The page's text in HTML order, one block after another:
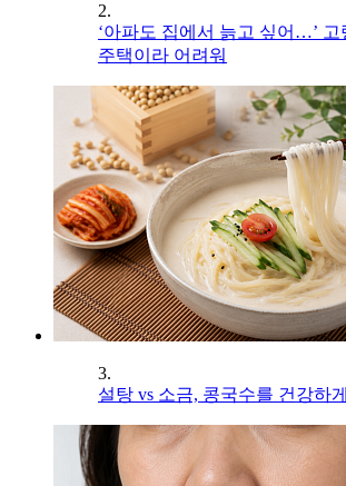
2.
‘아파도 집에서 늙고 싶어…’ 고
주택이라 어려워
3.
설탕 vs 소금, 콩국수를 건강하